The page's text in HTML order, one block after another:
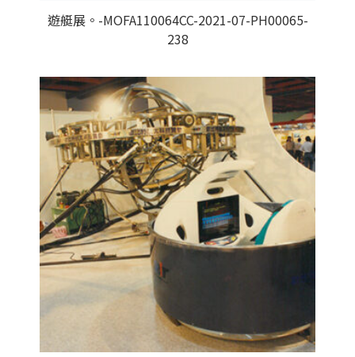
遊艇展。-MOFA110064CC-2021-07-PH00065-
238